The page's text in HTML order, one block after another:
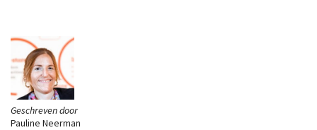
Geschreven door
Pauline Neerman